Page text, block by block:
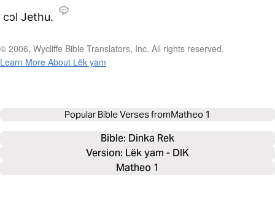
cɔl Jethu.
© 2006, Wycliffe Bible Translators, Inc. All rights reserved.
Learn More About Lëk yam
Popular Bible Verses fromMatheo 1
Bible: Dinka Rek
Version: Lëk yam - DIK
Matheo 1